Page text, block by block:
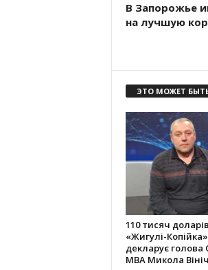
В Запорожье
на лучшую
ЭТО МОЖЕТ
110 тисяч
«Жигулі-
декларує голова
МВА Микола